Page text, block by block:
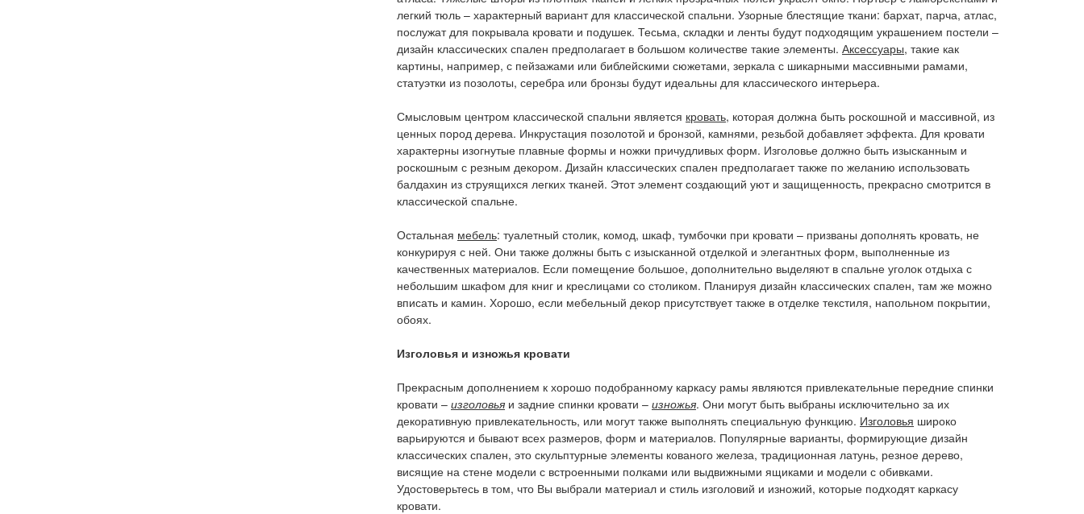
легкий тюль – характерный вариант для классической спальни. Узорные блестящие ткани: бархат, парча, атлас,
послужат для покрывала кровати и подушек. Тесьма, складки и ленты будут подходящим украшением постели –
дизайн классических спален предполагает в большом количестве такие элементы. Аксессуары, такие как
картины, например, с пейзажами или библейскими сюжетами, зеркала с шикарными массивными рамами,
статуэтки из позолоты, серебра или бронзы будут идеальны для классического интерьера.
Смысловым центром классической спальни является кровать, которая должна быть роскошной и массивной, из
ценных пород дерева. Инкрустация позолотой и бронзой, камнями, резьбой добавляет эффекта. Для кровати
характерны изогнутые плавные формы и ножки причудливых форм. Изголовье должно быть изысканным и
роскошным с резным декором. Дизайн классических спален предполагает также по желанию использовать
балдахин из струящихся легких тканей. Этот элемент создающий уют и защищенность, прекрасно смотрится в
классической спальне.
Остальная мебель: туалетный столик, комод, шкаф, тумбочки при кровати – призваны дополнять кровать, не
конкурируя с ней. Они также должны быть с изысканной отделкой и элегантных форм, выполненные из
качественных материалов. Если помещение большое, дополнительно выделяют в спальне уголок отдыха с
небольшим шкафом для книг и креслицами со столиком. Планируя дизайн классических спален, там же можно
вписать и камин. Хорошо, если мебельный декор присутствует также в отделке текстиля, напольном покрытии,
обоях.
Изголовья и изножья кровати
Прекрасным дополнением к хорошо подобранному каркасу рамы являются привлекательные передние спинки
кровати – изголовья и задние спинки кровати – изножья. Они могут быть выбраны исключительно за их
декоративную привлекательность, или могут также выполнять специальную функцию. Изголовья широко
варьируются и бывают всех размеров, форм и материалов. Популярные варианты, формирующие дизайн
классических спален, это скульптурные элементы кованого железа, традиционная латунь, резное дерево,
висящие на стене модели с встроенными полками или выдвижными ящиками и модели с обивками.
Удостоверьтесь в том, что Вы выбрали материал и стиль изголовий и изножий, которые подходят каркасу
кровати.